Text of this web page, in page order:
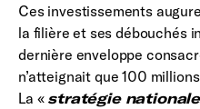
Ces investissements
la filière et ses débouchés
dernière enveloppe
n’atteignait que 100 millions
La « stratégie